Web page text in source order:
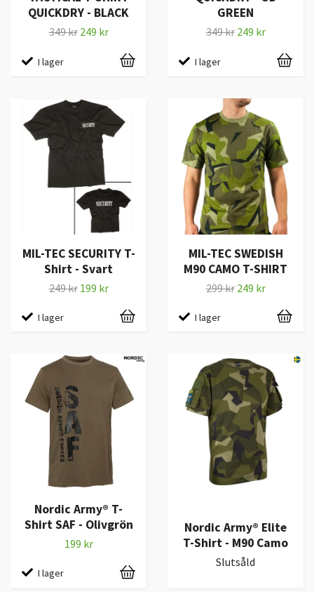
QUICKDRY - BLACK
349 kr 249 kr
I lager
GREEN
349 kr 249 kr
I lager
MIL-TEC SECURITY T-
Shirt - Svart
249 kr 199 kr
I lager
MIL-TEC SWEDISH
M90 CAMO T-SHIRT
299 kr 249 kr
I lager
Nordic Army® T-
Shirt SAF - Olivgrön
199 kr
I lager
Nordic Army® Elite
T-Shirt - M90 Camo
Slutsåld